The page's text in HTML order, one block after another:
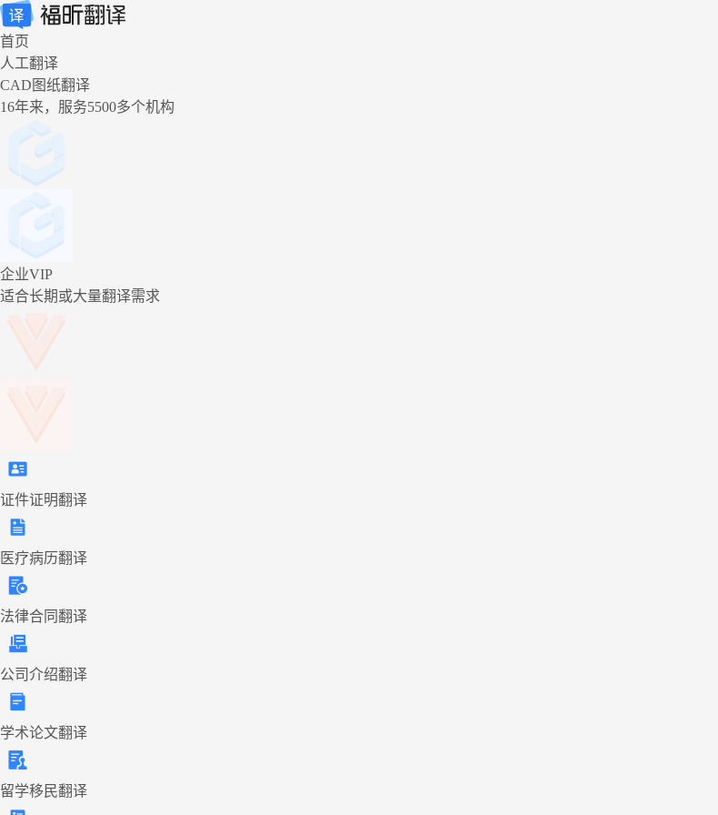
首页
人工翻译
CAD图纸翻译
16年来，服务5500多个机构
企业VIP
适合长期或大量翻译需求
证件证明翻译
医疗病历翻译
法律合同翻译
公司介绍翻译
学术论文翻译
留学移民翻译